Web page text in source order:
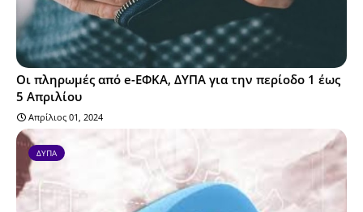
Οι πληρωμές από e-ΕΦΚΑ, ΔΥΠΑ για την περίοδο 1 έως
5 Απριλίου
Απρίλιος 01, 2024
ΔΥΠΑ